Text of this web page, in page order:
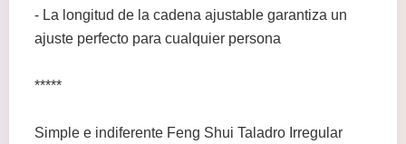
- La longitud de la cadena ajustable garantiza un
ajuste perfecto para cualquier persona
*****
Simple e indiferente Feng Shui Taladro Irregular